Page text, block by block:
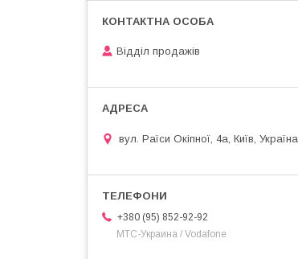
Відділ продажів
вул. Раїси Окіпної, 4а, Київ, Україна
+380 (95) 852-92-92
МТС-Украина / Vodafone